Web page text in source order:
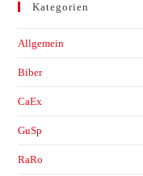
Kategorien
Allgemein
Biber
CaEx
GuSp
RaRo